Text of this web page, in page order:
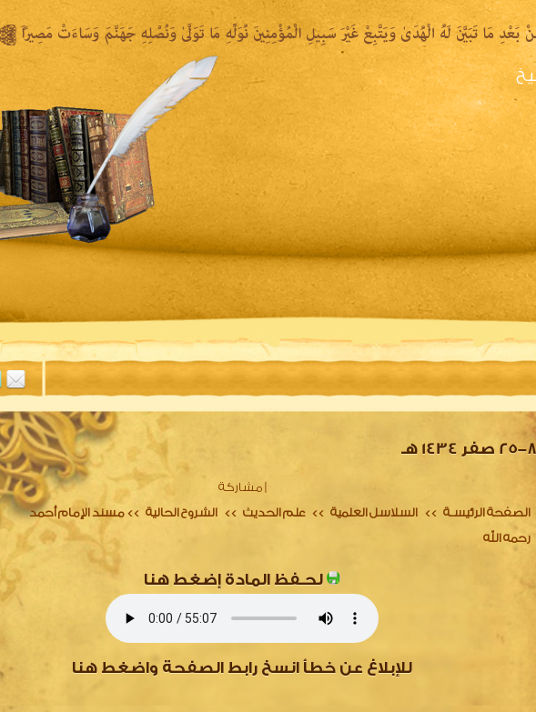
الشيخ المكتبة المقروءة المكتبة الصوتية المكتبة المرئية
صفر 1434 هـ
مشاركة
الصفحة الرئيسـة >> السلاسل العلمية >> علم الحديث >> الشروح الحالية >> مسند الإمام أحمد
رحمه الله
لحـفظ المادة إضغط هنا
للإبلاغ عن خطأ انسخ رابط الصفحة واضغط هنا